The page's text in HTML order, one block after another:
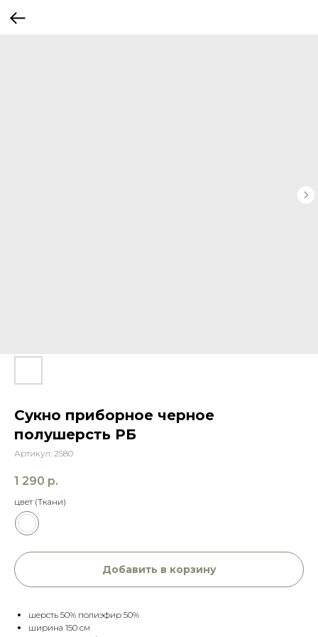
Сукно приборное черное
полушерсть РБ
Артикул: 2580
1 290 р.
цвет (Ткани)
Добавить в корзину
шерсть 50% полиэфир 50%
ширина 150 см